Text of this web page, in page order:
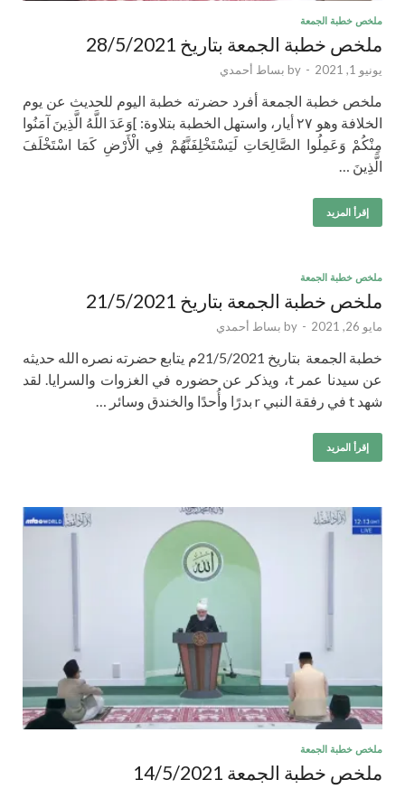
ملخص خطبة الجمعة
ملخص خطبة الجمعة بتاريخ 28/5/2021
يونيو 1, 2021 -
by بساط أحمدي
ملخص خطبة الجمعة أفرد حضرته خطبة اليوم للحديث عن يوم
الخلافة وهو ٢٧ أيار، واستهل الخطبة بتلاوة: ]وَعَدَ اللَّهُ الَّذِينَ آمَنُوا
مِنْكُمْ وَعَمِلُوا الصَّالِحَاتِ لَيَسْتَخْلِفَنَّهُمْ فِي الْأَرْضِ كَمَا اسْتَخْلَفَ
الَّذِينَ …
إقرأ المزيد
ملخص خطبة الجمعة
ملخص خطبة الجمعة بتاريخ 21/5/2021
مايو 26, 2021 -
by بساط أحمدي
خطبة الجمعة بتاريخ 21/5/2021م يتابع حضرته نصره الله حديثه
عن سيدنا عمر t، ويذكر عن حضوره في الغزوات والسرايا. لقد
شهد t في رفقة النبي r بدرًا وأُحدًا والخندق وسائر …
إقرأ المزيد
ملخص خطبة الجمعة
ملخص خطبة الجمعة 14/5/2021